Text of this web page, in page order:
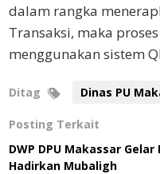
dalam rangka
Transaksi, maka
menggunakan sistem
Ditag Dinas PU
Posting Terkait
DWP DPU Makassar
Hadirkan Mubaligh